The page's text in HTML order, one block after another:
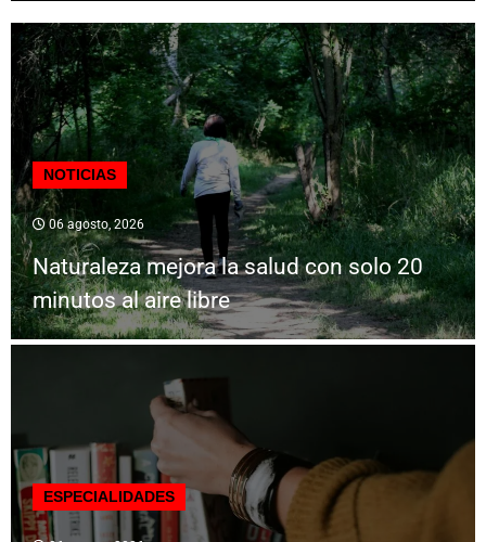
NOTICIAS
06 agosto, 2026
Naturaleza mejora la salud con solo 20
minutos al aire libre
ESPECIALIDADES